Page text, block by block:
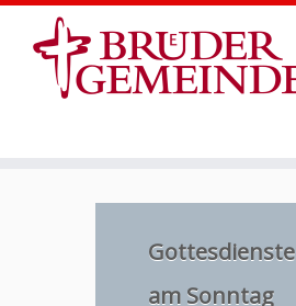
Gottesdienste
am Sonntag